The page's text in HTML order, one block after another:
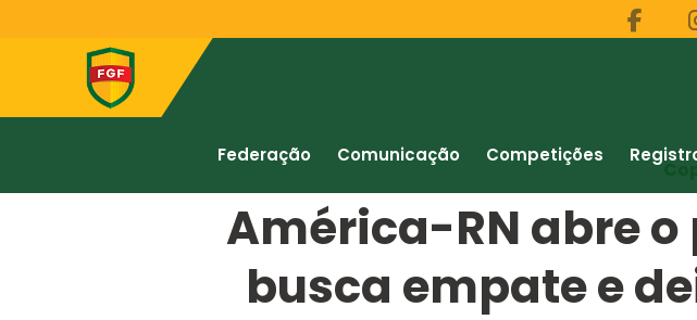
Federação Comunicação Competições
América-RN abre
busca empate e